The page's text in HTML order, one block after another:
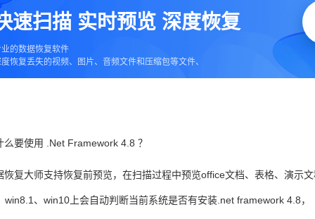
速扫描 实时预览 深度恢复
的数据恢复软件
恢复丢失的视频、图片、音频文件和压缩包等文件、
么要使用 .Net Framework 4.8 ？
恢复大师支持恢复前预览，在扫描过程中预览office文档、表格、演示
win8.1、win10上会自动判断当前系统是否有安装.net framework 4.8，